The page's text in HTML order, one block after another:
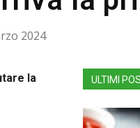
2024
la
ULTIMI